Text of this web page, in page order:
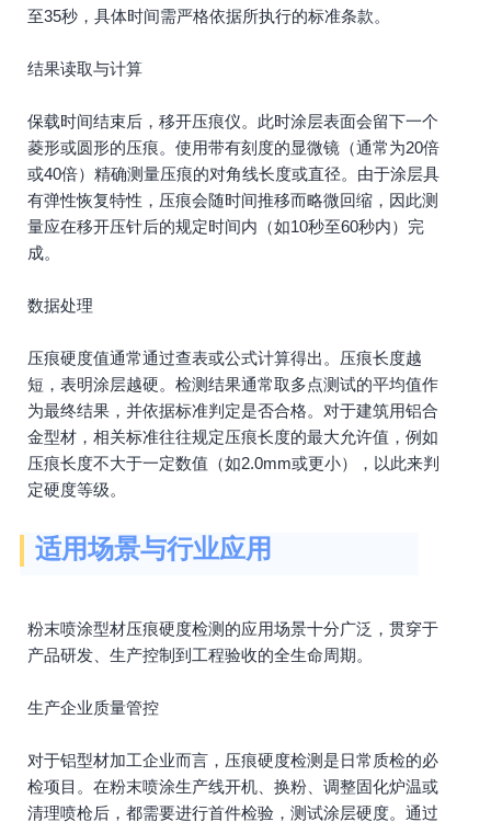
至35秒，具体时间需严格依据所执行的标准条款。
结果读取与计算
保载时间结束后，移开压痕仪。此时涂层表面会留下一个
菱形或圆形的压痕。使用带有刻度的显微镜（通常为20倍
或40倍）精确测量压痕的对角线长度或直径。由于涂层具
有弹性恢复特性，压痕会随时间推移而略微回缩，因此测
量应在移开压针后的规定时间内（如10秒至60秒内）完
成。
数据处理
压痕硬度值通常通过查表或公式计算得出。压痕长度越
短，表明涂层越硬。检测结果通常取多点测试的平均值作
为最终结果，并依据标准判定是否合格。对于建筑用铝合
金型材，相关标准往往规定压痕长度的最大允许值，例如
压痕长度不大于一定数值（如2.0mm或更小），以此来判
定硬度等级。
适用场景与行业应用
粉末喷涂型材压痕硬度检测的应用场景十分广泛，贯穿于
产品研发、生产控制到工程验收的全生命周期。
生产企业质量管控
对于铝型材加工企业而言，压痕硬度检测是日常质检的必
检项目。在粉末喷涂生产线开机、换粉、调整固化炉温或
清理喷枪后，都需要进行首件检验，测试涂层硬度。通过